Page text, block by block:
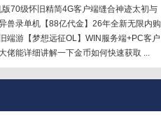
改 ...
版70级怀旧精简4G客户端缝合神迹太初与
兽录单机【88亿代金】26年全新无限内购
端游【梦想远征OL】WIN服务端+PC客户
...
佬能详细讲解一下金币如何快速获取 ...